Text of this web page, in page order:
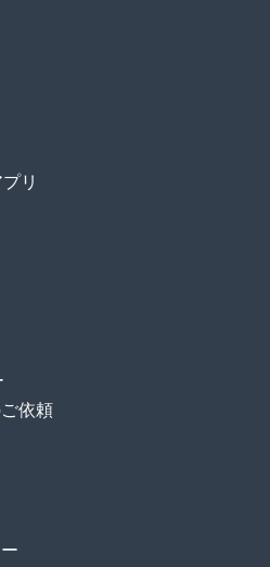
リ
依頼